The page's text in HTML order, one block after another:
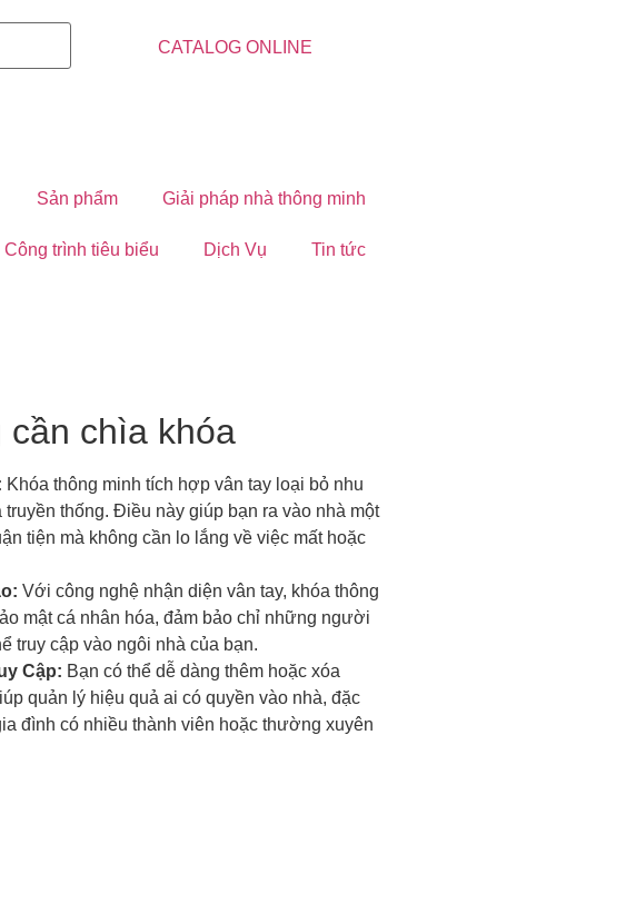
CATALOG ONLINE
Sản phẩm Giải pháp nhà thông minh
Công trình tiêu biểu Dịch Vụ Tin tức
chìa khóa
Khóa thông minh tích hợp vân tay loại bỏ nhu
thống. Điều này giúp bạn ra vào nhà một
tiện mà không cần lo lắng về việc mất hoặc
Với công nghệ nhận diện vân tay, khóa thông
mật cá nhân hóa, đảm bảo chỉ những người
truy cập vào ngôi nhà của bạn.
Cập: Bạn có thể dễ dàng thêm hoặc xóa
quản lý hiệu quả ai có quyền vào nhà, đặc
đình có nhiều thành viên hoặc thường xuyên